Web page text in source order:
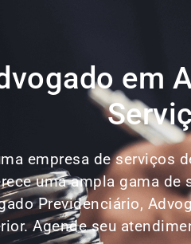
em
empresa de serviços
uma ampla gama de
Previdenciário,
Agende seu